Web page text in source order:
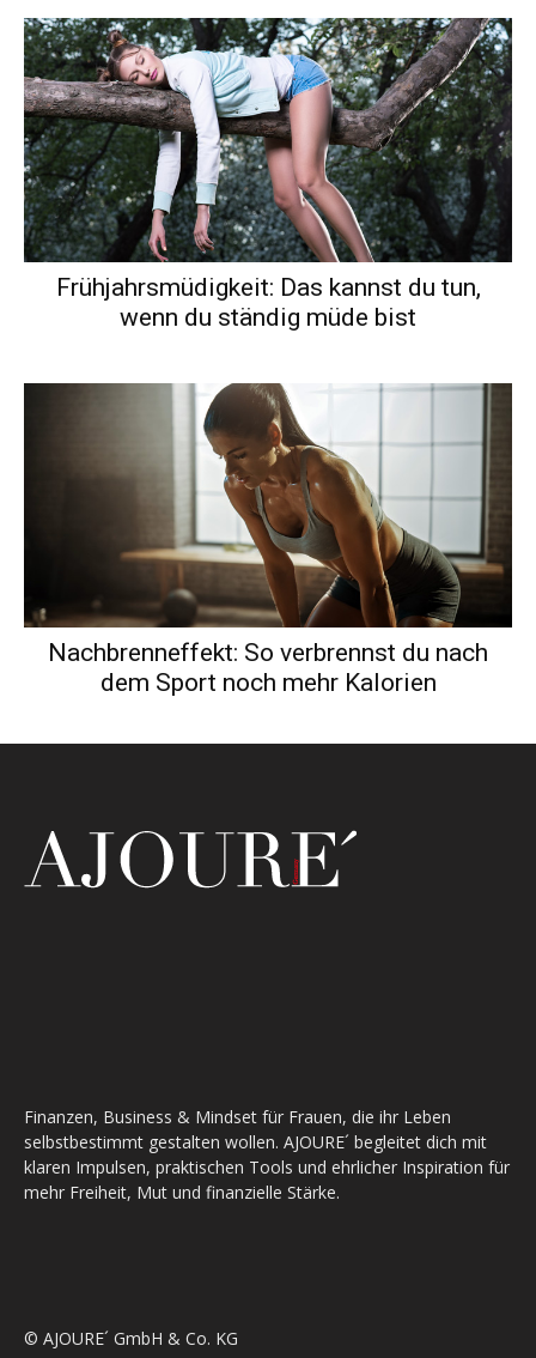
Frühjahrsmüdigkeit: Das kannst du tun,
wenn du ständig müde bist
Nachbrenneffekt: So verbrennst du nach
dem Sport noch mehr Kalorien
Finanzen, Business & Mindset für Frauen, die ihr Leben
selbstbestimmt gestalten wollen. AJOURE´ begleitet dich mit
klaren Impulsen, praktischen Tools und ehrlicher Inspiration für
mehr Freiheit, Mut und finanzielle Stärke.
© AJOURE´ GmbH & Co. KG